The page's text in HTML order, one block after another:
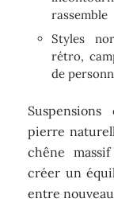
rassemble
Styles
rétro,
de
pierre
chêne
créer un
entre